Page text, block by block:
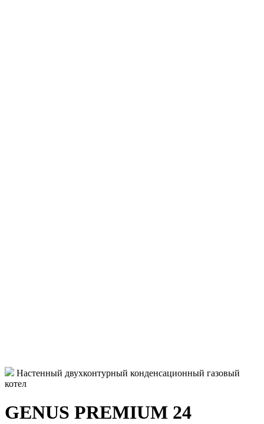
Настенный двухконтурный конденсационный газовый
котел
GENUS PREMIUM 24